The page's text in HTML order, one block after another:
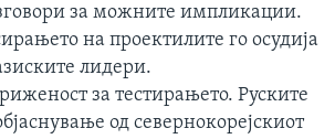
за можните импликации.
на проектилите го осудија
лидери.
за тестирањето. Руските
од севернокорејскиот